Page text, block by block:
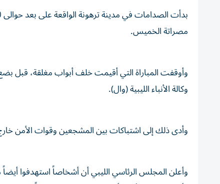
مصراتة الخميس.
وأوقفت المباراة التي أقيمت خلف أبواب مغلقة، قبل
وكالة الأنباء الليبية (وال).
وأدى ذلك إلى اشتباكات بين المشجعين وقوات الأمن
وأعلن المجلس الرئاسي الليبي أن أشخاصاً استهدفوا